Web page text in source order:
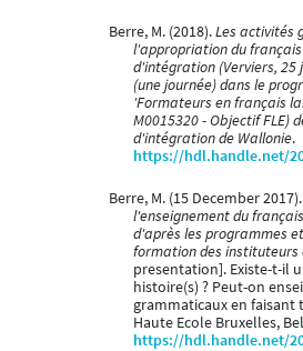
Berre, M. (2018).Les activités
l'appropriation du
d'intégration (Verviers, 25
(une journée) dans le
'Formateurs en français
M0015320 - Objectif FLE)
d'intégration de Wallonie.
https://hdl.handle.net/
Berre, M. (15 December 2017).
l'enseignement du
d'après les programmes
formation des instituteurs
presentation]. Existe-t-il
histoire(s) ? Peut-on
grammaticaux en faisant
Haute Ecole Bruxelles,
https://hdl.handle.net/